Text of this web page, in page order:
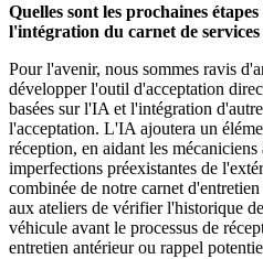
Quelles sont les prochaines
l'intégration du carnet de services
Pour l'avenir, nous sommes ravis
développer l'outil d'acceptation
basées sur l'IA et l'intégration
l'acceptation. L'IA ajoutera un
réception, en aidant les
imperfections préexistantes de
combinée de notre carnet
aux ateliers de vérifier l'historique
véhicule avant le processus de
entretien antérieur ou rappel